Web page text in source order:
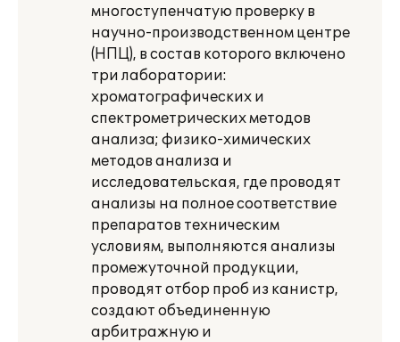
многоступенчатую проверку в
научно-производственном центре
(НПЦ), в состав которого включено
три лаборатории:
хроматографических и
спектрометрических методов
анализа; физико-химических
методов анализа и
исследовательская, где проводят
анализы на полное соответствие
препаратов техническим
условиям, выполняются анализы
промежуточной продукции,
проводят отбор проб из канистр,
создают объединенную
арбитражную и